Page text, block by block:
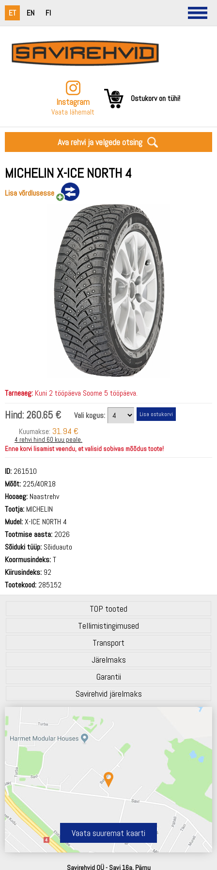
ET EN FI
Instagram
Vaata lähemalt
Ostukorv on tühi!
Ava rehvi ja velgede otsing
MICHELIN X-ICE NORTH 4
Lisa võrdlusesse
Tarneaeg: Kuni 2 tööpäeva Soome 5 tööpäeva.
Hind: 260.65 €
Vali kogus:
Kuumakse: 31.94 €
4 rehvi hind 60 kuu peale.
Enne korvi lisamist veendu, et valisid sobivas mõõdus toote!
ID: 261510
Mõõt: 225/40R18
Hooaeg: Naastrehv
Tootja: MICHELIN
Mudel:X-ICE NORTH 4
Tootmise aasta: 2026
Sõiduki tüüp: Sõiduauto
Koormusindeks:T
Kiirusindeks: 92
Tootekood: 285152
TOP tooted
Tellimistingimused
Transport
Järelmaks
Garantii
Savirehvid järelmaks
Vaata suuremat kaarti
Savirehvid OÜ - Savi 16a, Pärnu